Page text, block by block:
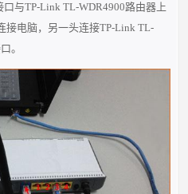
与TP-Link TL-WDR4900路由器上
接电脑，另一头连接TP-Link TL-
。